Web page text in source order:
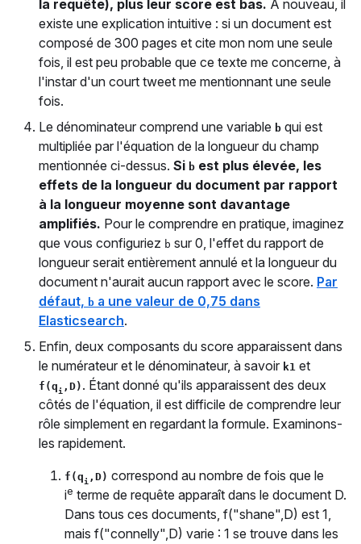
la requête), plus leur score est bas. À nouveau, il
existe une explication intuitive : si un document est
composé de 300 pages et cite mon nom une seule
fois, il est peu probable que ce texte me concerne, à
l'instar d'un court tweet me mentionnant une seule
fois.
Le dénominateur comprend une variable b qui est
multipliée par l'équation de la longueur du champ
mentionnée ci-dessus. Si b est plus élevée, les
effets de la longueur du document par rapport
à la longueur moyenne sont davantage
amplifiés. Pour le comprendre en pratique, imaginez
que vous configuriez b sur 0, l'effet du rapport de
longueur serait entièrement annulé et la longueur du
document n'aurait aucun rapport avec le score. Par
défaut, b a une valeur de 0,75 dans
Elasticsearch.
Enfin, deux composants du score apparaissent dans
le numérateur et le dénominateur, à savoir k1 et
f(qi ,D) . Étant donné qu'ils apparaissent des deux
côtés de l'équation, il est difficile de comprendre leur
rôle simplement en regardant la formule. Examinons-
les rapidement.
f(qi ,D) correspond au nombre de fois que le
ie terme de requête apparaît dans le document D.
Dans tous ces documents, f("shane",D) est 1,
mais f("connelly",D) varie : 1 se trouve dans les